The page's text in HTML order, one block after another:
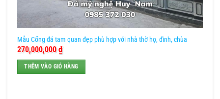
Mẫu Cổng đá tam quan đẹp phù hợp với nhà thờ họ, đình, chùa
270,000,000₫
THÊM VÀO GIỎ HÀNG